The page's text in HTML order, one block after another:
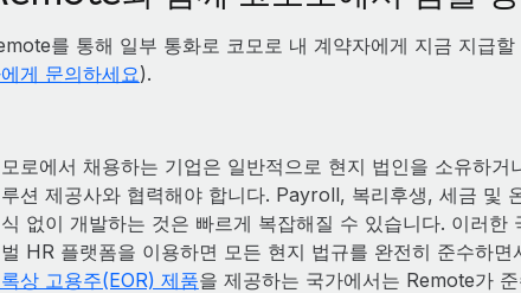
를 통해 일부 통화로 코모로 내 계약자에게 지금 지급
게 문의하세요).
로에서 채용하는 기업은 일반적으로 현지 법인을 소유하
션 제공사와 협력해야 합니다. Payroll, 복리후생, 세금 및
없이 개발하는 것은 빠르게 복잡해질 수 있습니다. 이러
HR 플랫폼을 이용하면 모든 현지 법규를 완전히 준수하
상 고용주(EOR) 제품을 제공하는 국가에서는 Remote가